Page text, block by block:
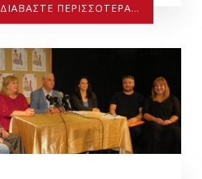
ΔΙΑΒΆΣΤΕ ΠΕΡΙΣΣΌΤΕΡΑ...